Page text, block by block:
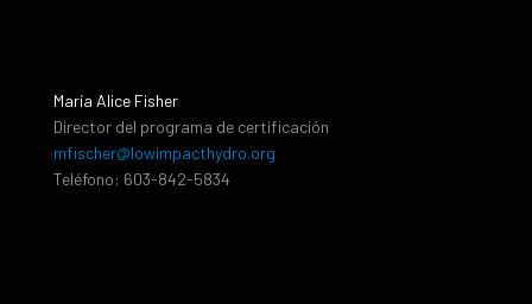
María Alice Fisher
Director del programa de certificación
mfischer@lowimpacthydro.org
Teléfono: 603-842-5834